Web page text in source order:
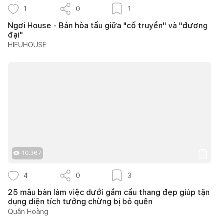
1 0 1
Ngơi House - Bản hòa tấu giữa "cổ truyền" và "đương
đại"
HIEUHOUSE
10.367
4 0 3
25 mẫu bàn làm việc dưới gầm cầu thang đẹp giúp tận
dụng diện tích tưởng chừng bị bỏ quên
Quân Hoàng